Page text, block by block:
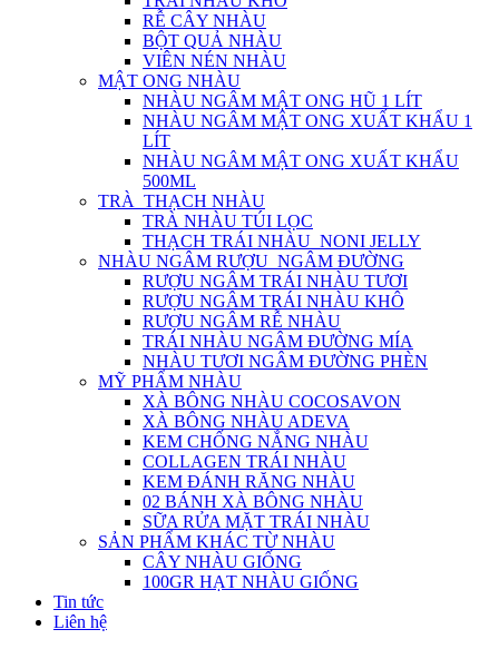
RỄ CÂY NHÀU
BỘT QUẢ NHÀU
VIÊN NÉN NHÀU
MẬT ONG NHÀU
NHÀU NGÂM MẬT ONG HŨ 1 LÍT
NHÀU NGÂM MẬT ONG XUẤT KHẨU 1
LÍT
NHÀU NGÂM MẬT ONG XUẤT KHẨU
500ML
TRÀ_THẠCH NHÀU
TRÀ NHÀU TÚI LỌC
THẠCH TRÁI NHÀU_NONI JELLY
NHÀU NGÂM RƯỢU_NGÂM ĐƯỜNG
RƯỢU NGÂM TRÁI NHÀU TƯƠI
RƯỢU NGÂM TRÁI NHÀU KHÔ
RƯỢU NGÂM RỄ NHÀU
TRÁI NHÀU NGÂM ĐƯỜNG MÍA
NHÀU TƯƠI NGÂM ĐƯỜNG PHÈN
MỸ PHẨM NHÀU
XÀ BÔNG NHÀU COCOSAVON
XÀ BÔNG NHÀU ADEVA
KEM CHỐNG NẮNG NHÀU
COLLAGEN TRÁI NHÀU
KEM ĐÁNH RĂNG NHÀU
02 BÁNH XÀ BÔNG NHÀU
SỮA RỬA MẶT TRÁI NHÀU
SẢN PHẨM KHÁC TỪ NHÀU
CÂY NHÀU GIỐNG
100GR HẠT NHÀU GIỐNG
Tin tức
Liên hệ